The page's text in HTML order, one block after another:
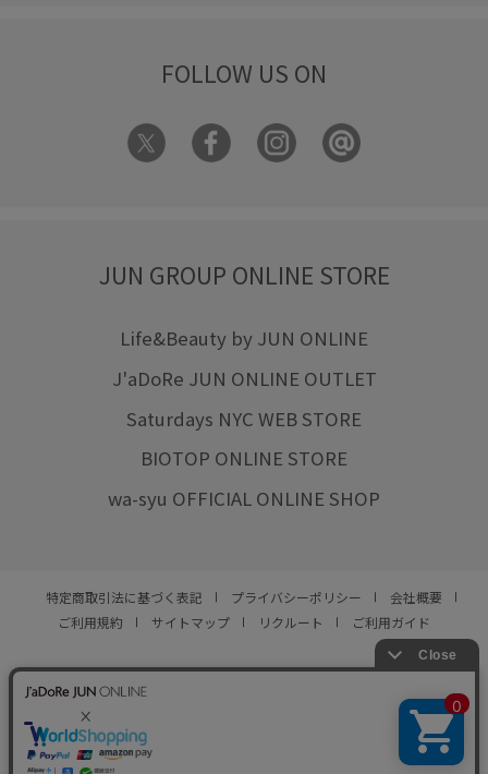
FOLLOW US ON
JUN GROUP ONLINE STORE
Life&Beauty by JUN ONLINE
J'aDoRe JUN ONLINE OUTLET
Saturdays NYC WEB STORE
BIOTOP ONLINE STORE
wa-syu OFFICIAL ONLINE SHOP
特定商取引法に基づく表記 プライバシーポリシー
会社概要
ご利用規約
サイトマップ リクルート ご利用ガイド
© JUN CO.,LTD. ALL RIGHTS RESERVED.